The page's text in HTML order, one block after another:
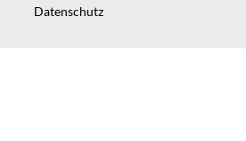
Datenschutz